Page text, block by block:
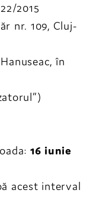
2015
nr. 109, Cluj-
în
16 iunie
acest interval